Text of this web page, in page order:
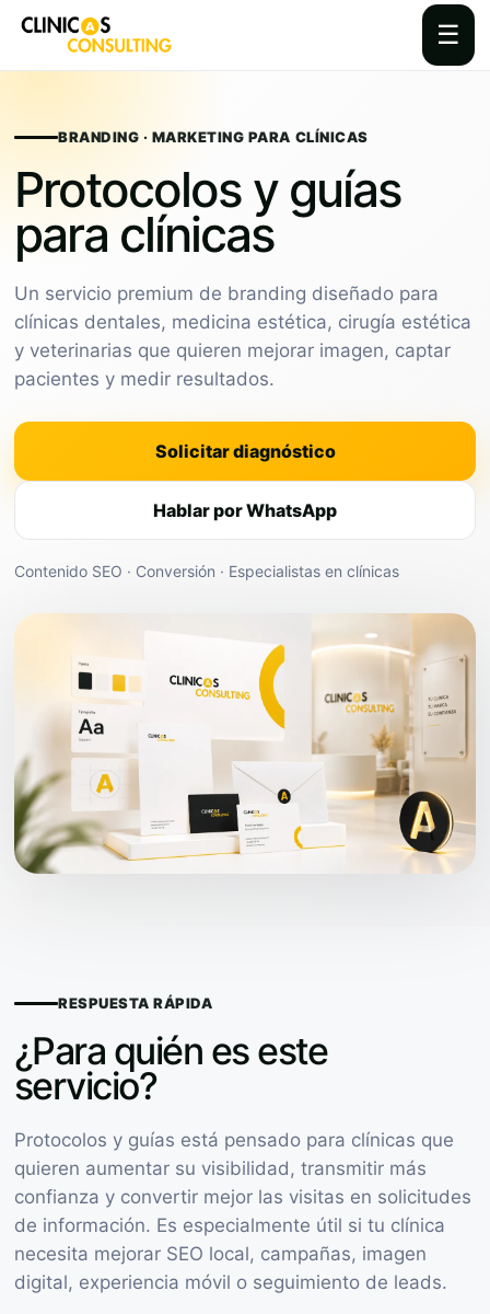
☰
contentBRANDING · MARKETING PARA CLÍNICAS
Protocolos y guías
para clínicas
Un servicio premium de branding diseñado para
clínicas dentales, medicina estética, cirugía estética
y veterinarias que quieren mejorar imagen, captar
pacientes y medir resultados.
Solicitar diagnóstico
Hablar por WhatsApp
Contenido SEO · Conversión · Especialistas en clínicas
RESPUESTA RÁPIDA
¿Para quién es este
servicio?
Protocolos y guías está pensado para clínicas que
quieren aumentar su visibilidad, transmitir más
confianza y convertir mejor las visitas en solicitudes
de información. Es especialmente útil si tu clínica
necesita mejorar SEO local, campañas, imagen
digital, experiencia móvil o seguimiento de leads.